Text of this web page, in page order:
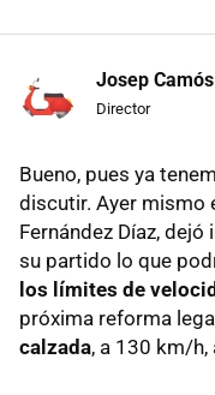
Josep Camós
Director
Bueno, pues ya
discutir. Ayer mismo
Fernández Díaz,
su partido lo que
los límites de
próxima reforma
calzada, a 130 km/